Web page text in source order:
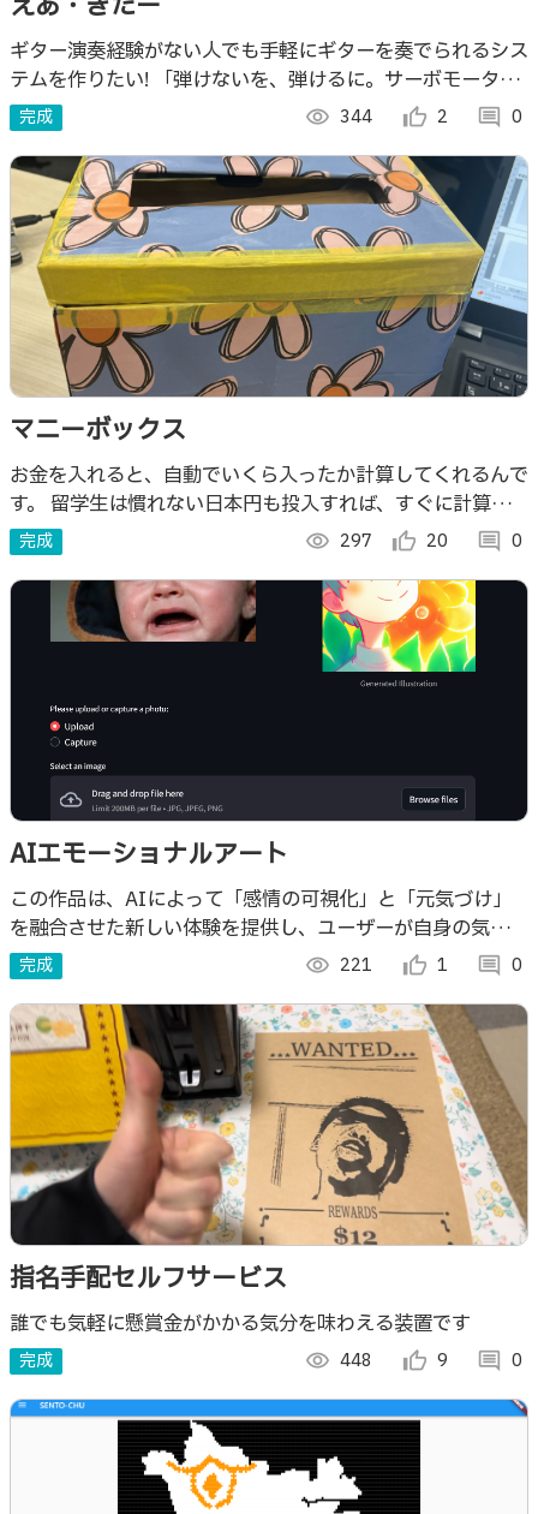
ギター演奏経験がない人でも手軽にギターを奏でられるシス
テムを作りたい! 「弾けないを、弾けるに。サーボモーター
が叶える、夢の即席ギタリスト」 このシステムを使って自
分の好きな曲を演奏してみよう!
完成 visibility 344 thumb_up_alt 2 comment 0
マニーボックス
お金を入れると、自動でいくら入ったか計算してくれるんで
す。 留学生は慣れない日本円も投入すれば、すぐに計算し
てくれる。この「マニーボックス」は日本に住む外国人の強
いミカタです！
完成 visibility 297 thumb_up_alt 20 comment 0
AIエモーショナルアート
この作品は、AIによって「感情の可視化」と「元気づけ」
を融合させた新しい体験を提供し、ユーザーが自身の気持ち
に寄り添った視覚的なメッセージを受け取ることで、日々の
生活にポジティブなエネルギーをもたらす
完成 visibility 221 thumb_up_alt 1 comment 0
指名手配セルフサービス
誰でも気軽に懸賞金がかかる気分を味わえる装置です
完成 visibility 448 thumb_up_alt 9 comment 0